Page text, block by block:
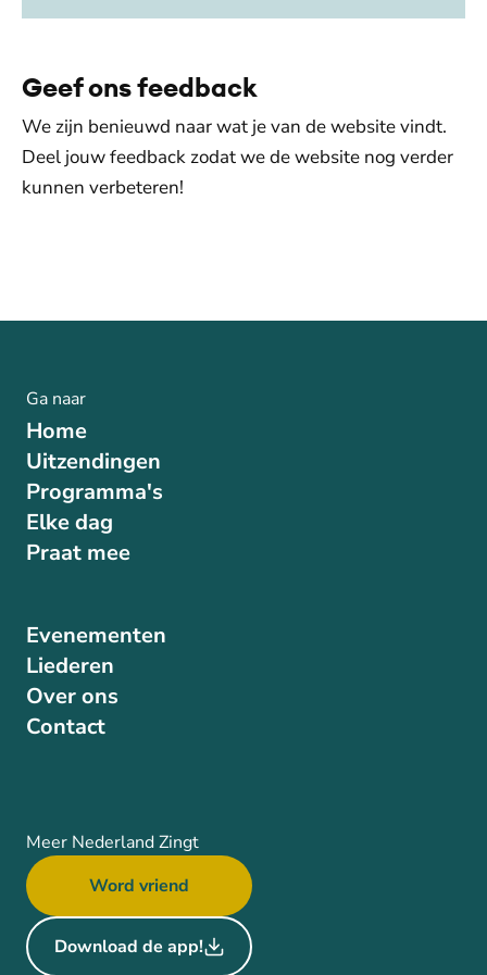
Geef ons feedback
We zijn benieuwd naar wat je van de website vindt.
Deel jouw feedback zodat we de website nog verder
kunnen verbeteren!
Ga naar
Home
Uitzendingen
Programma's
Elke dag
Praat mee
Evenementen
Liederen
Over ons
Contact
Meer Nederland Zingt
Word vriend
Download de app!